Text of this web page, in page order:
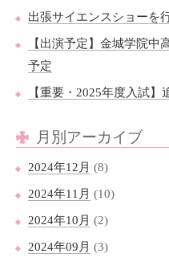
出張サイエンスショーを
【出演予定】金城学院中
予定
【重要・2025年度入試
月別アーカイブ
2024年12月 (8)
2024年11月 (10)
2024年10月 (2)
2024年09月 (3)